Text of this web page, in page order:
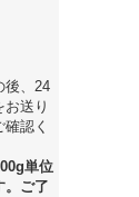
後、24
送り
認く
単位
。ご了